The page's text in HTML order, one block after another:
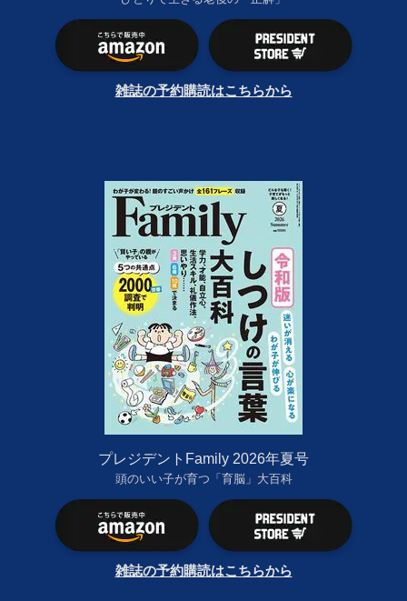
雑誌の予約購読はこちらから
プレジデントFamily 2026年夏号
頭のいい子が育つ「育脳」大百科
雑誌の予約購読はこちらから